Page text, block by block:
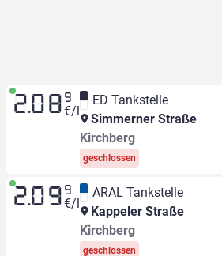
2.08 9
€/l
ED Tankstelle
Simmerner Straße
Kirchberg
geschlossen
2.09 9
€/l
ARAL Tankstelle
Kappeler Straße
Kirchberg
geschlossen